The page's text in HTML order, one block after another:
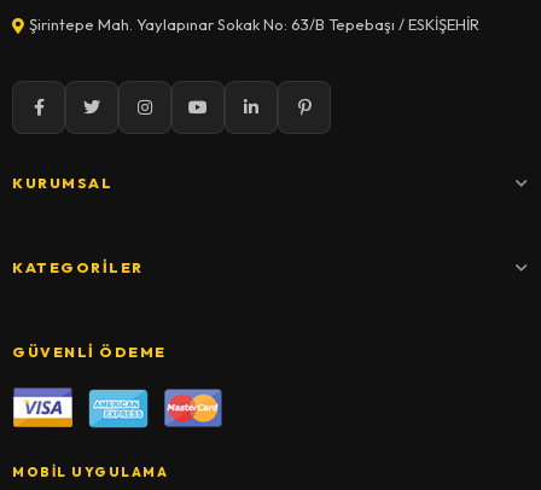
Şirintepe Mah. Yaylapınar Sokak No: 63/B Tepebaşı / ESKİŞEHİR
KURUMSAL
KATEGORILER
GÜVENLI ÖDEME
MOBIL UYGULAMA